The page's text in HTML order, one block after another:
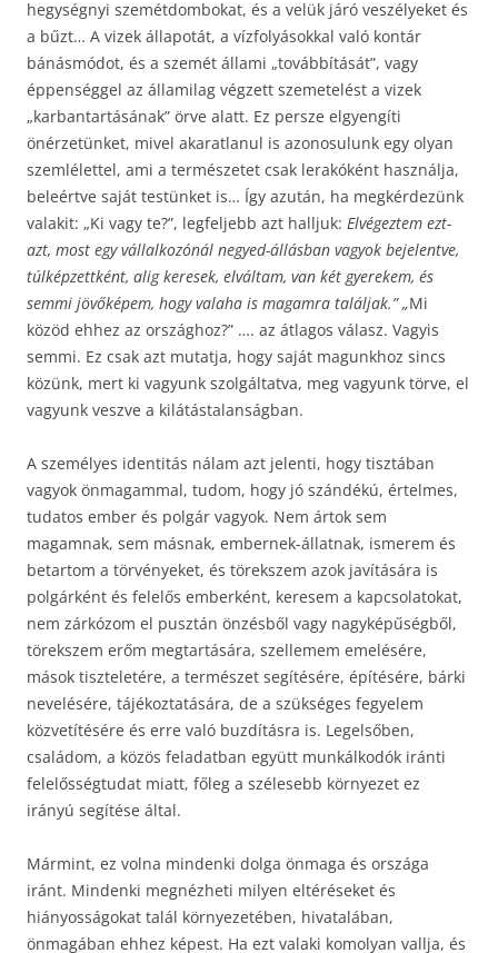
hegységnyi szemétdombokat, és a velük járó veszélyeket és
a bűzt… A vizek állapotát, a vízfolyásokkal való kontár
bánásmódot, és a szemét állami „továbbítását”, vagy
éppenséggel az államilag végzett szemetelést a vizek
„karbantartásának” örve alatt. Ez persze elgyengíti
önérzetünket, mivel akaratlanul is azonosulunk egy olyan
szemlélettel, ami a természetet csak lerakóként használja,
beleértve saját testünket is… Így azután, ha megkérdezünk
valakit: „Ki vagy te?”, legfeljebb azt halljuk: Elvégeztem ezt-
azt, most egy vállalkozónál negyed-állásban vagyok bejelentve,
túlképzettként, alig keresek, elváltam, van két gyerekem, és
semmi jövőképem, hogy valaha is magamra találjak.” „Mi
közöd ehhez az országhoz?” …. az átlagos válasz. Vagyis
semmi. Ez csak azt mutatja, hogy saját magunkhoz sincs
közünk, mert ki vagyunk szolgáltatva, meg vagyunk törve, el
vagyunk veszve a kilátástalanságban.
A személyes identitás nálam azt jelenti, hogy tisztában
vagyok önmagammal, tudom, hogy jó szándékú, értelmes,
tudatos ember és polgár vagyok. Nem ártok sem
magamnak, sem másnak, embernek-állatnak, ismerem és
betartom a törvényeket, és törekszem azok javítására is
polgárként és felelős emberként, keresem a kapcsolatokat,
nem zárkózom el pusztán önzésből vagy nagyképűségből,
törekszem erőm megtartására, szellemem emelésére,
mások tiszteletére, a természet segítésére, építésére, bárki
nevelésére, tájékoztatására, de a szükséges fegyelem
közvetítésére és erre való buzdításra is. Legelsőben,
családom, a közös feladatban együtt munkálkodók iránti
felelősségtudat miatt, főleg a szélesebb környezet ez
irányú segítése által.
Mármint, ez volna mindenki dolga önmaga és országa
iránt. Mindenki megnézheti milyen eltéréseket és
hiányosságokat talál környezetében, hivatalában,
önmagában ehhez képest. Ha ezt valaki komolyan vallja, és